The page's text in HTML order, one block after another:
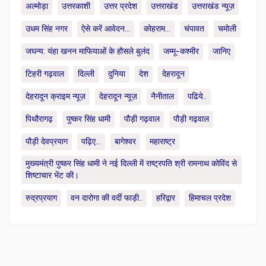
अल्मोड़ा उत्तरकाशी उत्तर प्रदेश उत्तराखंड उत्तराखंड न्यूज़
उधम सिंह नगर ऐसे करें आवेदन... कोहराम... चंपावत चमोली
जघन्य: यंहा खनन माफियाओं के हौसले बुलंद जम्मू-कश्मीर जानिए
टिहरी गढ़वाल दिल्ली दुनिया देश देहरादून
देहरादून क्राइम न्यूज़ देहरादून न्यूज़ नैनीताल पढिये..
पिथौरागढ़ पुष्कर सिंह धामी पौड़ी गढ़वाल पौड़ी गढ़वाल
पौड़ी देवप्रयाग पढ़िए... बागेश्वर महाराष्ट्र
मुख्यमंत्री पुष्कर सिंह धामी ने नई दिल्ली में राष्ट्रपति श्री रामनाथ कोविंद से
शिष्टाचार भेंट की।
रुद्रप्रयाग वन दारोगा की वर्दी फाड़ी.. हरिद्वार हिमाचल प्रदेश